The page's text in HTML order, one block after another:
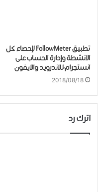
تطبيق FollowMeter لإحصاء كل
الانشطة وإدارة الحساب على
انستجرام-للاندرويد والايفون
2018/08/18
اترك رد